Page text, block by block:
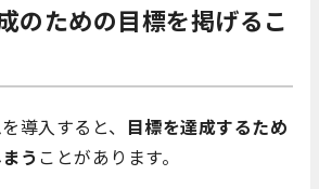
のための目標を掲げるこ
導入すると、 目標を達成するため
う ことがあります。